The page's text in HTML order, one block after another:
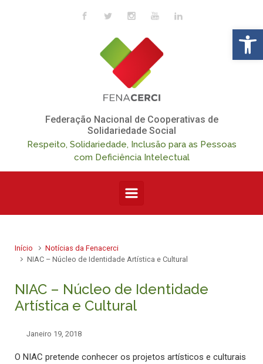
Skip to main content
Federação Nacional de Cooperativas de
Solidariedade Social
Respeito, Solidariedade, Inclusão para as Pessoas
com Deficiência Intelectual
Início
Notícias da Fenacerci
NIAC – Núcleo de Identidade Artística e Cultural
NIAC – Núcleo de Identidade
Artística e Cultural
Janeiro 19, 2018
O NIAC pretende conhecer os projetos artísticos e culturais